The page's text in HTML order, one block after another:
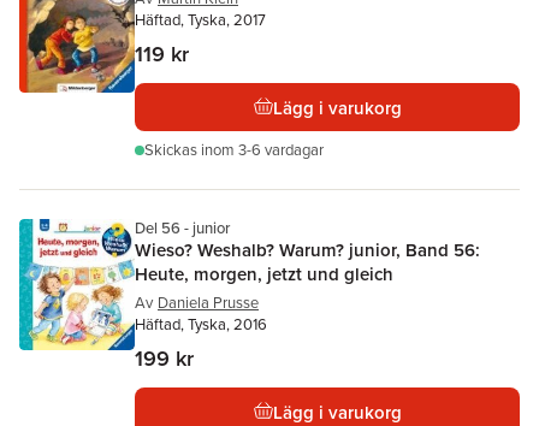
Häftad, Tyska, 2017
119 kr
Lägg i varukorg
Skickas inom 3-6 vardagar
Del 56 - junior
Wieso? Weshalb? Warum? junior, Band 56:
Heute, morgen, jetzt und gleich
Av Daniela Prusse
Häftad, Tyska, 2016
199 kr
Lägg i varukorg